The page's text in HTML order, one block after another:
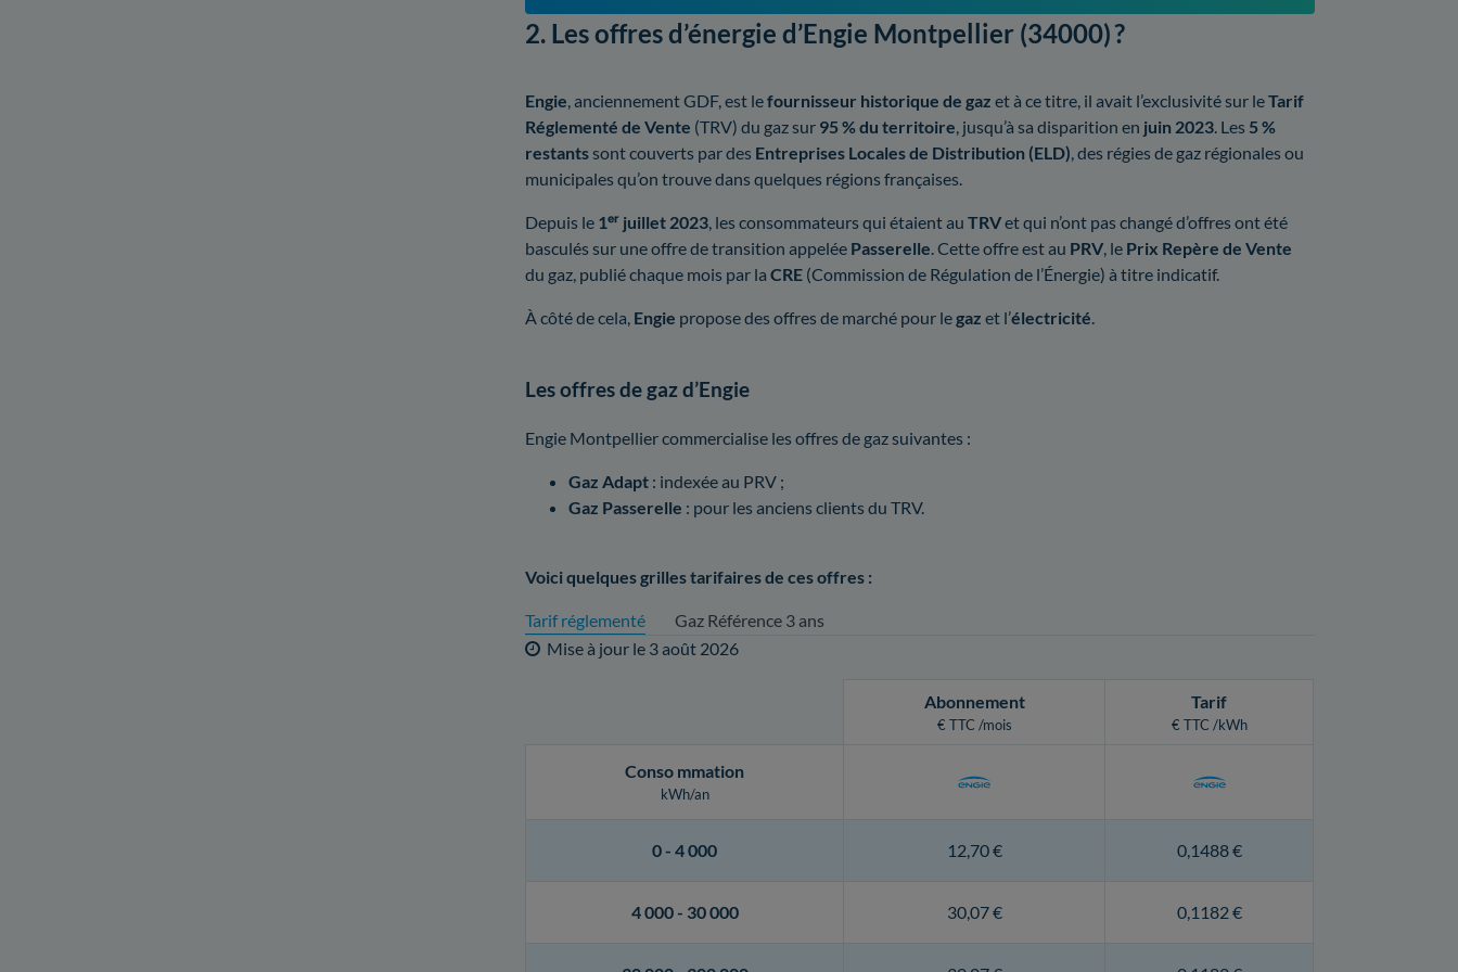
2. Les offres d’énergie d’Engie Montpellier (34000) ?
Engie , anciennement GDF, est lefournisseur historique de gaz et à ce titre, il avait l’exclusivité sur leTarif
Réglementé de Vente (TRV) du gaz sur 95 % du territoire , jusqu’à sa disparition en juin 2023 . Les 5 %
restantssont couverts par des Entreprises Locales de Distribution (ELD) , des régies de gaz régionales ou
municipales qu’on trouve dans quelques régions françaises.
Depuis le 1ᵉʳ juillet 2023 , les consommateurs qui étaient auTRVet qui n’ont pas changé d’offres ont été
basculés sur une offre de transition appelée Passerelle . Cette offre est au PRV , le Prix Repère de Vente
du gaz, publié chaque mois par laCRE (Commission de Régulation de l’Énergie) à titre indicatif.
À côté de cela, Engie propose des offres de marché pour legaz et l’électricité
Les offres de gaz d’Engie
Engie Montpellier commercialise les offres de gaz suivantes :
Gaz Adapt : indexée au PRV ;
Gaz Passerelle : pour les anciens clients du TRV.
Voici quelques grilles tarifaires de ces offres :
Tarif réglementé
Gaz Référence 3 ans
Mise à jour le 3 août 2026
Abonnement
€ TTC /mois
Tarif
€ TTC /kWh
Conso mmation
kWh/an
0 -4 000 12,70 € 0,1488 €
4 000 - 30 000 30,07 € 0,1182 €